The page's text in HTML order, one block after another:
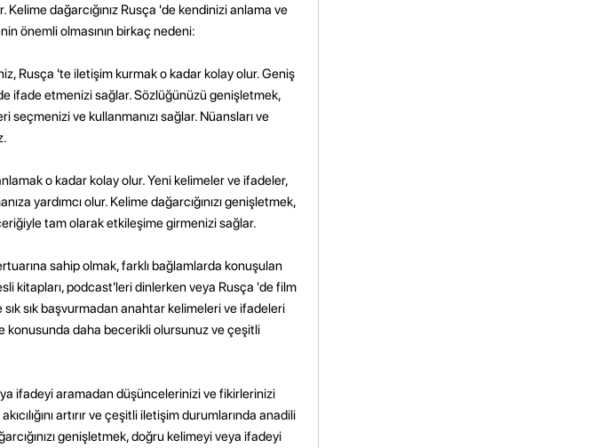
dağarcığınız Rusça 'de kendinizi anlama ve
önemli olmasının birkaç nedeni:
Rusça 'te iletişim kurmak o kadar kolay olur. Geniş
ifade etmenizi sağlar. Sözlüğünüzü genişletmek,
ve kullanmanızı sağlar. Nüansları ve
o kadar kolay olur. Yeni kelimeler ve ifadeler,
yardımcı olur. Kelime dağarcığınızı genişletmek,
tam olarak etkileşime girmenizi sağlar.
sahip olmak, farklı bağlamlarda konuşulan
kitapları, podcast'leri dinlerken veya Rusça 'de film
sık başvurmadan anahtar kelimeleri ve ifadeleri
konusunda daha becerikli olursunuz ve çeşitli
ifadeyi aramadan düşüncelerinizi ve fikirlerinizi
artırır ve çeşitli iletişim durumlarında anadili
genişletmek, doğru kelimeyi veya ifadeyi